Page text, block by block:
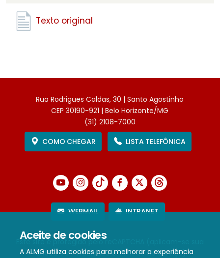
Aceite de cookies
A ALMG utiliza cookies para melhorar a experiência
Texto original
Rua Rodrigues Caldas, 30 | Santo Agostinho
CEP 30190-921 | Belo Horizonte/MG
(31) 2108-7000
COMO CHEGAR
LISTA TELEFÔNICA
WEBMAIL INTRANET
Este site é protegido pelo reCAPTCHA (aplicam-se sua
Política de PrivacidadeeTermos de Serviço).